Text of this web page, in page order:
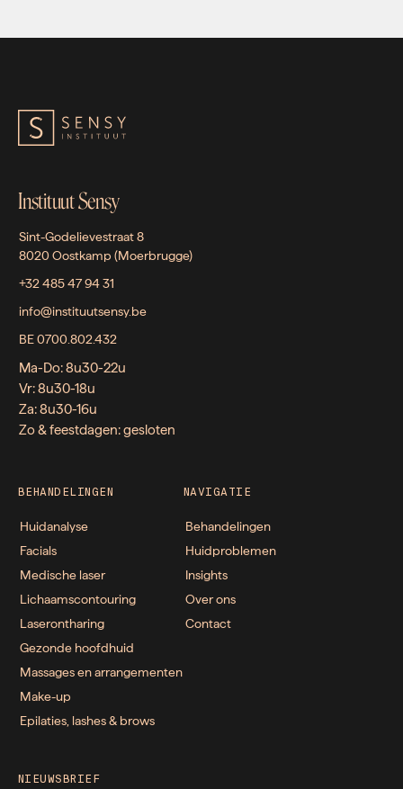
Instituut Sensy
Sint-Godelievestraat 8
8020 Oostkamp (Moerbrugge)
+32 485 47 94 31
info@instituutsensy.be
BE 0700.802.432
Ma-Do: 8u30-22u
Vr: 8u30-18u
Za: 8u30-16u
Zo & feestdagen: gesloten
BEHANDELINGEN
Huidanalyse
Facials
Medische laser
Lichaamscontouring
Laserontharing
Gezonde hoofdhuid
Massages en arrangementen
Make-up
Epilaties, lashes & brows
NAVIGATIE
Behandelingen
Huidproblemen
Insights
Over ons
Contact
NIEUWSBRIEF